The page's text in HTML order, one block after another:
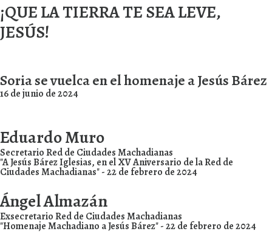
¡QUE LA TIERRA TE SEA LEVE,
JESÚS!
Soria se vuelca en el homenaje a Jesús Bárez
16 de junio de 2024
Eduardo Muro
Secretario Red de Ciudades Machadianas
"A Jesús Bárez Iglesias, en el XV Aniversario de la Red de
Ciudades Machadianas" - 22 de febrero de 2024
Ángel Almazán
Exsecretario Red de Ciudades Machadianas
"Homenaje Machadiano a Jesús Bárez" - 22 de febrero de 2024